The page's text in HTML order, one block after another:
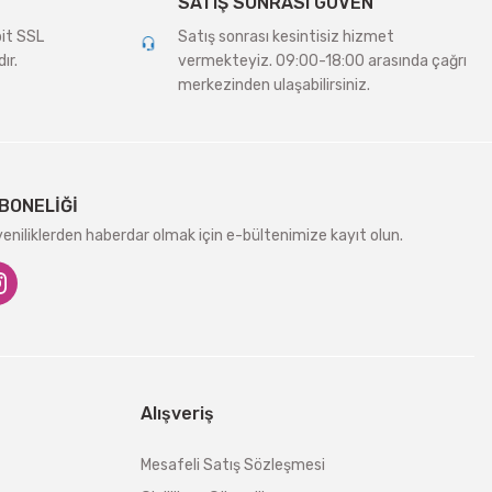
SSL
Satış sonrası kesintisiz hizmet
vermekteyiz. 09:00-18:00 arasında çağrı
merkezinden ulaşabilirsiniz.
haberdar olmak için e-bültenimize kayıt olun.
Alışveriş
Mesafeli Satış Sözleşmesi